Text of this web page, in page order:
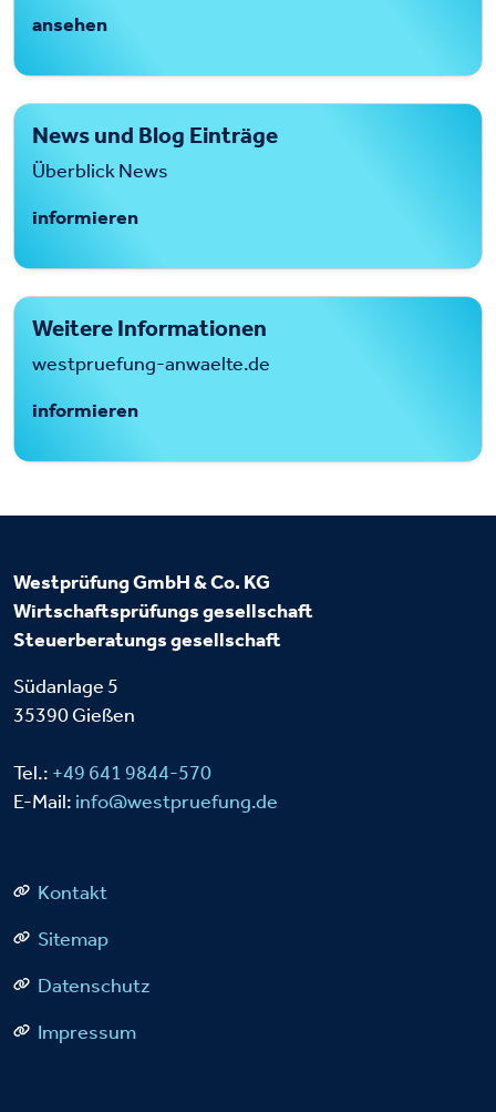
ansehen
News und Blog Einträge
Überblick News
informieren
Weitere Informationen
westpruefung-anwaelte.de
informieren
Westprüfung GmbH & Co. KG
Wirtschaftsprüfungsgesellschaft
Steuerberatungsgesellschaft
Südanlage 5
35390 Gießen
Tel.: +49 641 9844-570
E-Mail: info@westpruefung.de
Kontakt
Sitemap
Datenschutz
Impressum